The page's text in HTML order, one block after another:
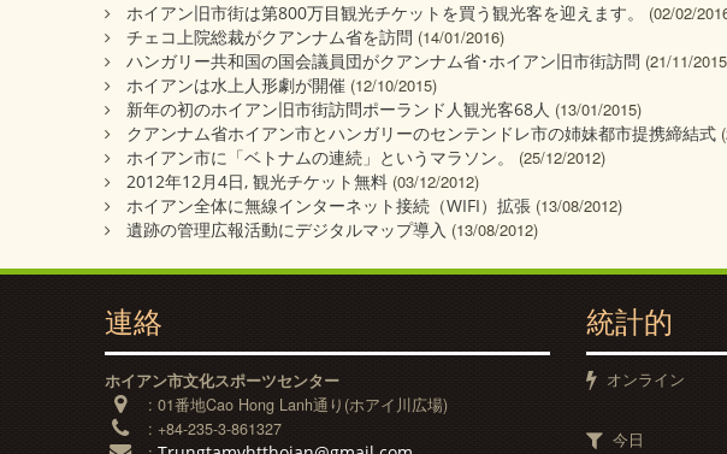
ホイアン旧市街は第800万目観光チケットを買う観光客を迎えます。
(02/02/
チェコ上院総裁がクアンナム省を訪問 (14/01/2016)
ハンガリー共和国の国会議員団がクアンナム省･ホイアン旧市街訪問 (21/11/
ホイアンは水上人形劇が開催 (12/10/2015)
新年の初のホイアン旧市街訪問ポーランド人観光客68人 (13/01/2015)
クアンナム省ホイアン市とハンガリーのセンテンドレ市の姉妹都市提携締結式
ホイアン市に「ベトナムの連続」というマラソン。
(25/12/2012)
2012年12月4日, 観光チケット無料 (03/12/2012)
ホイアン全体に無線インターネット接続（WIFI）拡張 (13/08/2012)
遺跡の管理広報活動にデジタルマップ導入 (13/08/2012)
連絡
ホイアン市文化スポーツセンター
: 01番地Cao Hong Lanh通り(ホアイ川広場)
: +84-235-3-861327
統計的
オンライン
今日